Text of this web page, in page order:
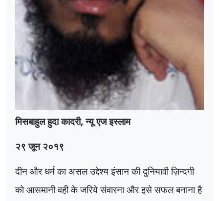
मिसबाहुल हुदा कादरी,न्यू एज इस्लाम
२९ जून २०१९
दीन और धर्म का असल उद्देश्य इंसान की दुनियावी ज़िन्दगी
को आसमानी वही के जरिये संवारना और इसे सफल बनाना है